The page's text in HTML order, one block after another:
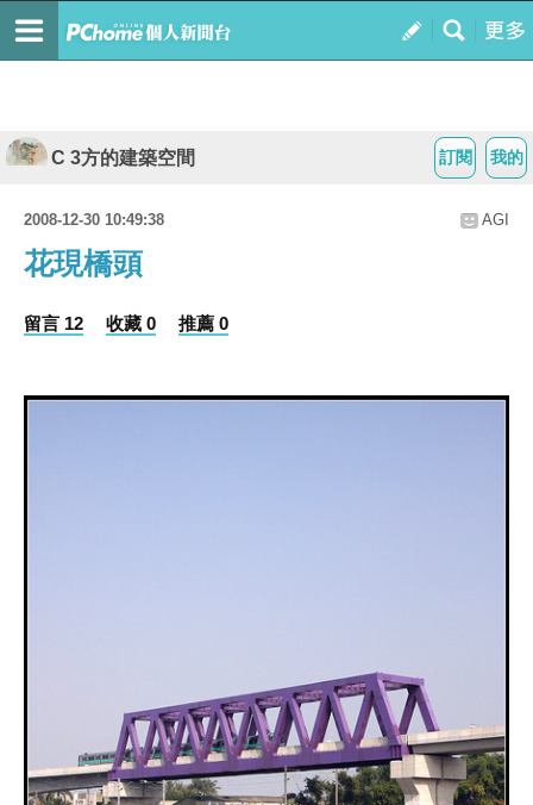
我的
訂閱
C 3方的建築空間
2008-12-30 10:49:38 AGI
花現橋頭
留言 12 收藏 0 推薦 0